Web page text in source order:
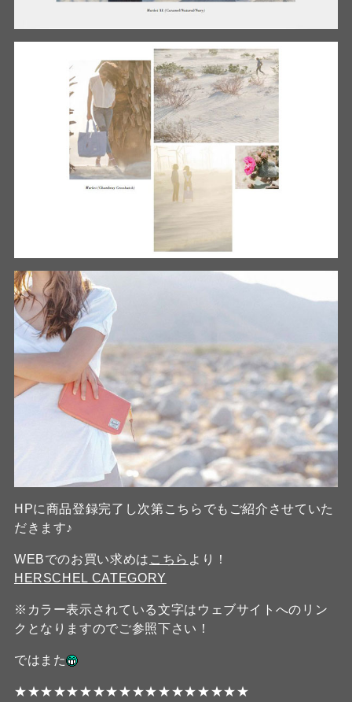
HPに商品登録完了し次第こちらでもご紹介させていた
だきます♪
WEBでのお買い求めは こちら より！
HERSCHEL CATEGORY
※カラー表示されている文字はウェブサイトへのリン
クとなりますのでご参照下さい！
ではまた
★★★★★★★★★★★★★★★★★★